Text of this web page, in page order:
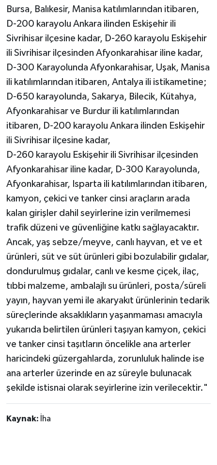
Bursa, Balıkesir, Manisa katılımlarından itibaren,
D-200 karayolu Ankara ilinden Eskişehir ili
Sivrihisar ilçesine kadar, D-260 karayolu Eskişehir
ili Sivrihisar ilçesinden Afyonkarahisar iline kadar,
D-300 Karayolunda Afyonkarahisar, Uşak, Manisa
ili katılımlarından itibaren, Antalya ili istikametine;
D-650 karayolunda, Sakarya, Bilecik, Kütahya,
Afyonkarahisar ve Burdur ili katılımlarından
itibaren, D-200 karayolu Ankara ilinden Eskişehir
ili Sivrihisar ilçesine kadar,
D-260 karayolu Eskişehir ili Sivrihisar ilçesinden
Afyonkarahisar iline kadar, D-300 Karayolunda,
Afyonkarahisar, Isparta ili katılımlarından itibaren,
kamyon, çekici ve tanker cinsi araçların arada
kalan girişler dahil seyirlerine izin verilmemesi
trafik düzeni ve güvenliğine katkı sağlayacaktır.
Ancak, yaş sebze/meyve, canlı hayvan, et ve et
ürünleri, süt ve süt ürünleri gibi bozulabilir gıdalar,
dondurulmuş gıdalar, canlı ve kesme çiçek, ilaç,
tıbbi malzeme, ambalajlı su ürünleri, posta/süreli
yayın, hayvan yemi ile akaryakıt ürünlerinin tedarik
süreçlerinde aksaklıkların yaşanmaması amacıyla
yukarıda belirtilen ürünleri taşıyan kamyon, çekici
ve tanker cinsi taşıtların öncelikle ana arterler
haricindeki güzergahlarda, zorunluluk halinde ise
ana arterler üzerinde en az süreyle bulunacak
şekilde istisnai olarak seyirlerine izin verilecektir."
Kaynak: İha